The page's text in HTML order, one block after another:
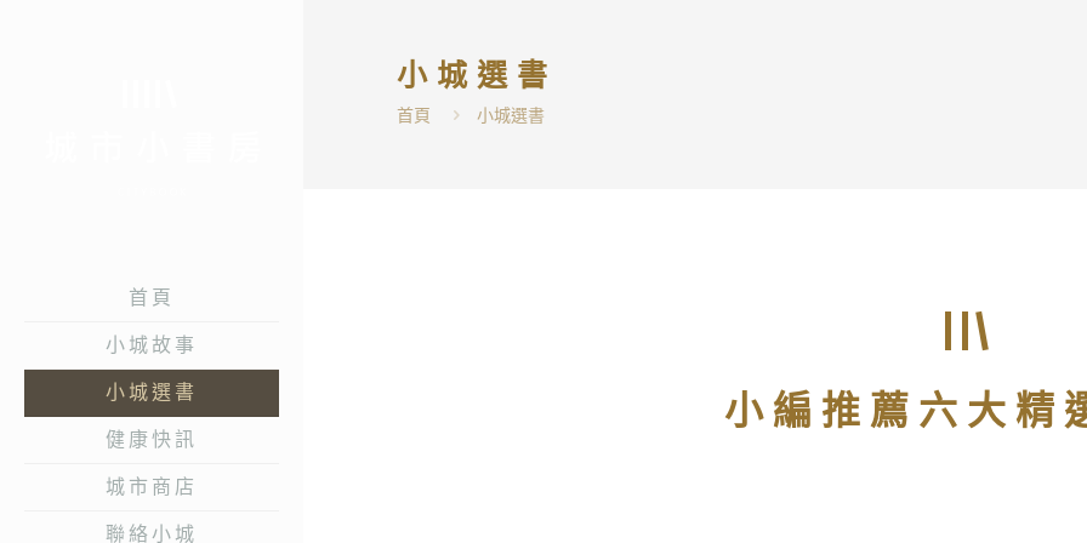
首頁
小城故事
小城選書
健康快訊
城市商店
聯絡小城
小城選書
首頁 小城選書
小編推薦六大精